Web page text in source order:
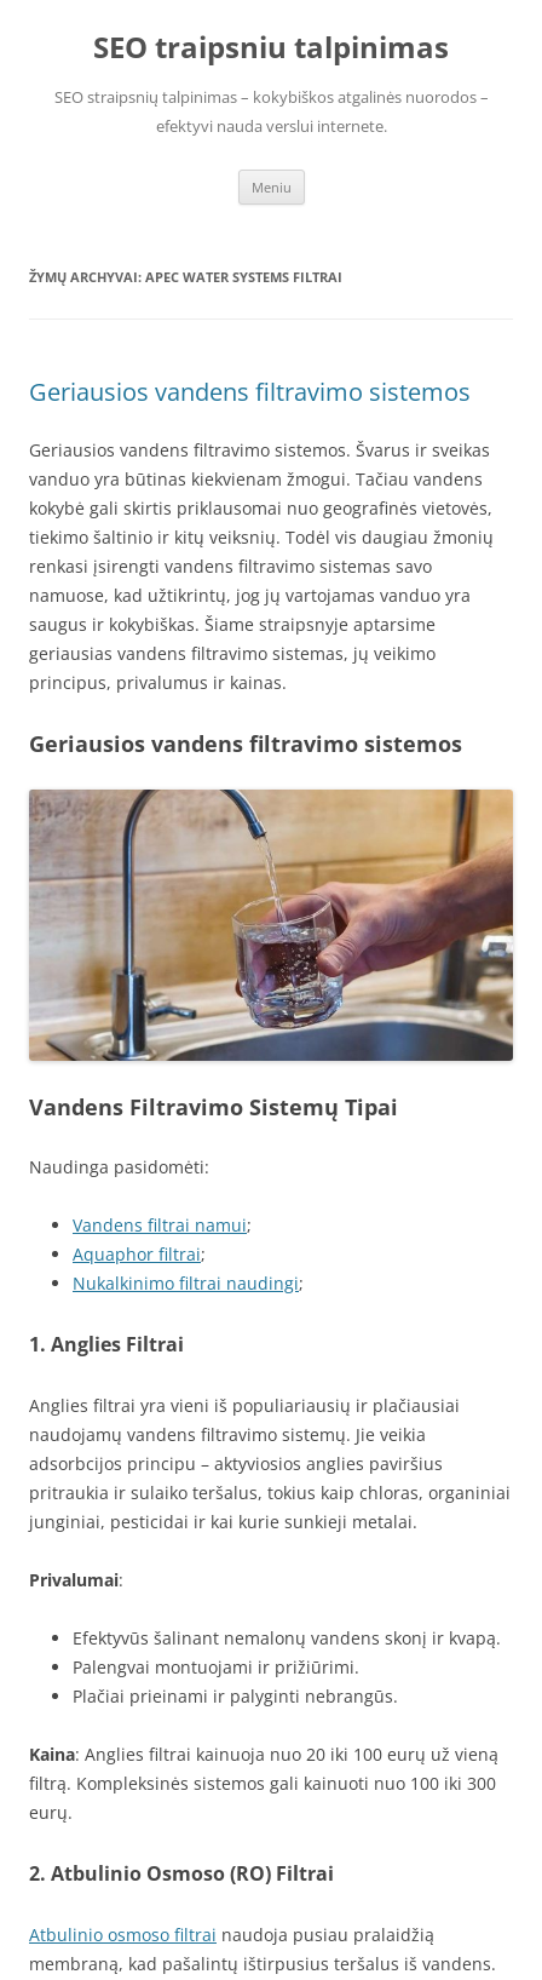
SEO traipsniu talpinimas
SEO straipsnių talpinimas – kokybiškos atgalinės nuorodos –
efektyvi nauda verslui internete.
Meniu
ŽYMŲ ARCHYVAI: APEC WATER SYSTEMS FILTRAI
Geriausios vandens filtravimo sistemos
Geriausios vandens filtravimo sistemos. Švarus ir sveikas
vanduo yra būtinas kiekvienam žmogui. Tačiau vandens
kokybė gali skirtis priklausomai nuo geografinės vietovės,
tiekimo šaltinio ir kitų veiksnių. Todėl vis daugiau žmonių
renkasi įsirengti vandens filtravimo sistemas savo
namuose, kad užtikrintų, jog jų vartojamas vanduo yra
saugus ir kokybiškas. Šiame straipsnyje aptarsime
geriausias vandens filtravimo sistemas, jų veikimo
principus, privalumus ir kainas.
Geriausios vandens filtravimo sistemos
Vandens Filtravimo Sistemų Tipai
Naudinga pasidomėti:
Vandens filtrai namui;
Aquaphor filtrai;
Nukalkinimo filtrai naudingi;
1. Anglies Filtrai
Anglies filtrai yra vieni iš populiariausių ir plačiausiai
naudojamų vandens filtravimo sistemų. Jie veikia
adsorbcijos principu – aktyviosios anglies paviršius
pritraukia ir sulaiko teršalus, tokius kaip chloras, organiniai
junginiai, pesticidai ir kai kurie sunkieji metalai.
Privalumai:
Efektyvūs šalinant nemalonų vandens skonį ir kvapą.
Palengvai montuojami ir prižiūrimi.
Plačiai prieinami ir palyginti nebrangūs.
Kaina: Anglies filtrai kainuoja nuo 20 iki 100 eurų už vieną
filtrą. Kompleksinės sistemos gali kainuoti nuo 100 iki 300
eurų.
2. Atbulinio Osmoso (RO) Filtrai
Atbulinio osmoso filtrai naudoja pusiau pralaidžią
membraną, kad pašalintų ištirpusius teršalus iš vandens.